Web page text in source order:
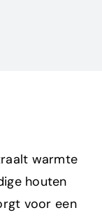
warmte
houten
voor een